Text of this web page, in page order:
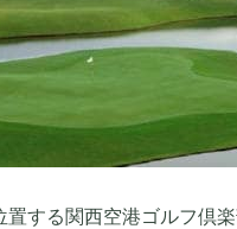
置する関西空港ゴルフ倶楽